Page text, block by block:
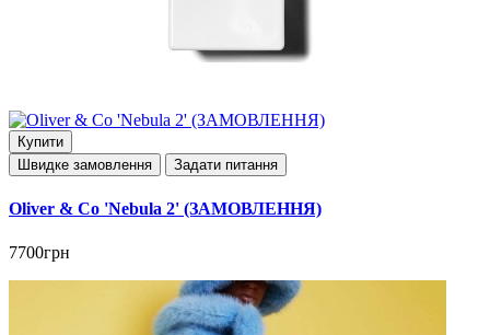
Купити
Швидке замовлення
Задати питання
Oliver & Co 'Nebula 2' (ЗАМОВЛЕННЯ)
7700грн